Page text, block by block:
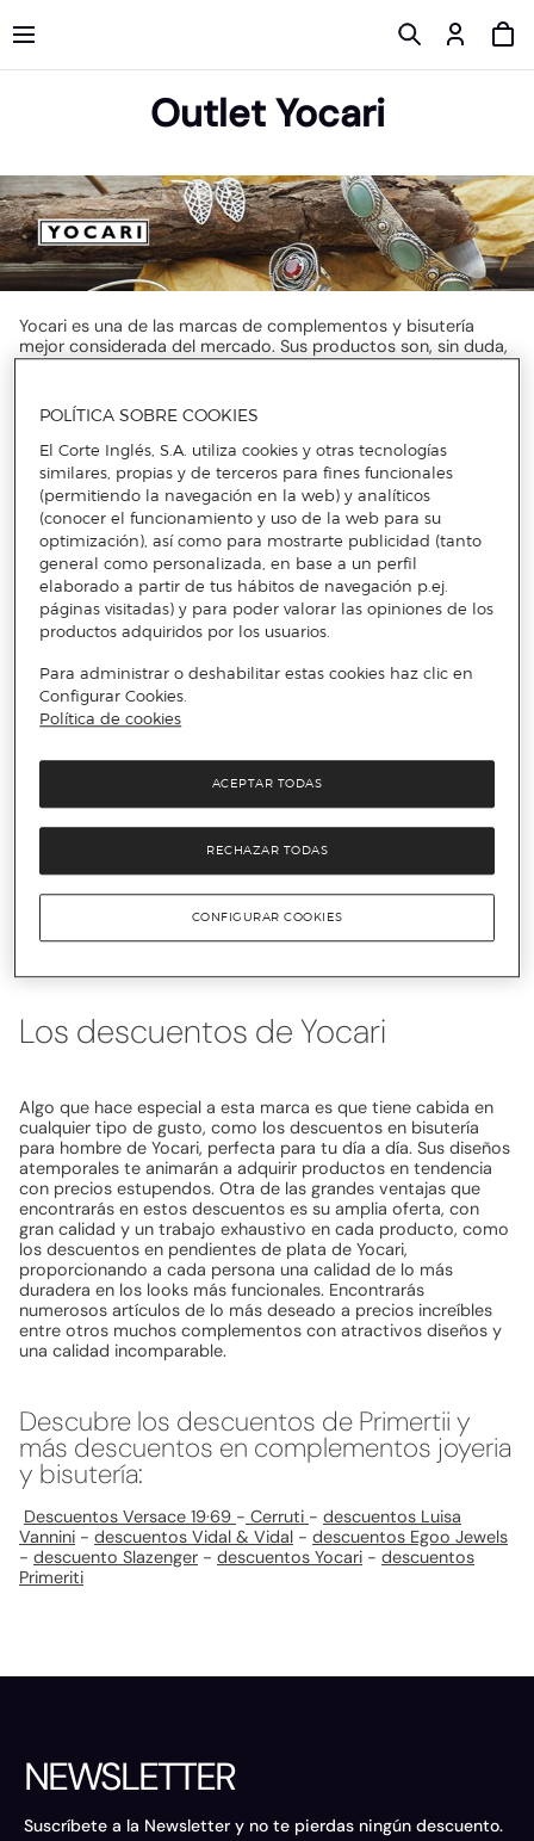
Outlet Yocari
Yocari es una de las marcas de complementos y bisutería
mejor considerada del mercado. Sus productos son, sin duda,
una apuesta segura gracias a su versatilidad y personalidad,
brazaletes de Yocari. Los atractivos descuentos del outlet
harán que no puedas resistirte a sus artículos. Encontrarás
desde descuentos en colgantes de Yocari para tu día a día a
precios increíbles a descuentos en collares de Yocari también.
Contarás con piezas adaptadas a las tendencias en
accesorios más sonadas de cada temporada en una gran
variedad de estilos. No podrás resistirte a lajoyería y bisutería
Yocari.
Yocari: elegancia a punto
Esta línea mantiene el sabor innovador en todo momento. No
renuncies a los descuentos en anillos de plata de Yocari, con
multitud de modelos, podrás combinarlos todos con cualquier
Esta marca mantiene una estética clásica con toques
dinámicos lo que la convierte en una fórmula ganadora en la
selección de cualquier persona. No te pierdas los descuentos
en gemelos de Yocarl, que pondrán la guinda a todos tus
conjuntos más formales. Para lograr un resultado inigualable,
esta marca ofrece un amplio abanico de opciones. Si navegas
con descuentos a precios imbatibles, ¡No te los puedes
Los descuentos de Yocari
Algo que hace especial a esta marca es que tiene cabida en
cualquier tipo de gusto, como los descuentos en bisutería
para hombre de Yocari, perfecta para tu día a día. Sus diseños
atemporales te animarán a adquirir productos en tendencia
con precios estupendos. Otra de las grandes ventajas que
encontrarás en estos descuentos es su amplia oferta, con
gran calidad y un trabajo exhaustivo en cada producto, como
los descuentos en pendientes de plata de Yocari,
proporcionando a cada persona una calidad de lo más
duradera en los looks más funcionales. Encontrarás
numerosos artículos de lo más deseado a precios increíbles
entre otros muchos complementos con atractivos diseños y
una calidad incomparable.
Descubre los descuentos de Primertii y
más descuentos en complementos joyeria
y bisutería:
Descuentos Versace 19·69 - Cerruti - descuentos Luisa
Vannini - descuentos Vidal & Vidal - descuentos Egoo Jewels
- descuento Slazenger - descuentos Yocari - descuentos
Primeriti
NEWSLETTER
Suscríbete a la Newsletter y no te pierdas ningún descuento.
POLÍTICA SOBRE COOKIES
El Corte Inglés, S.A. utiliza cookies y otras tecnologías
similares, propias y de terceros para fines funcionales
(permitiendo la navegación en la web) y analíticos
(conocer el funcionamiento y uso de la web para su
optimización), así como para mostrarte publicidad (tanto
general como personalizada, en base a un perfil
elaborado a partir de tus hábitos de navegación p.ej.
páginas visitadas) y para poder valorar las opiniones de los
productos adquiridos por los usuarios.
Para administrar o deshabilitar estas cookies haz clic en
Configurar Cookies.
Política de cookies
RECHAZAR TODAS
ACEPTAR TODAS
CONFIGURAR COOKIES